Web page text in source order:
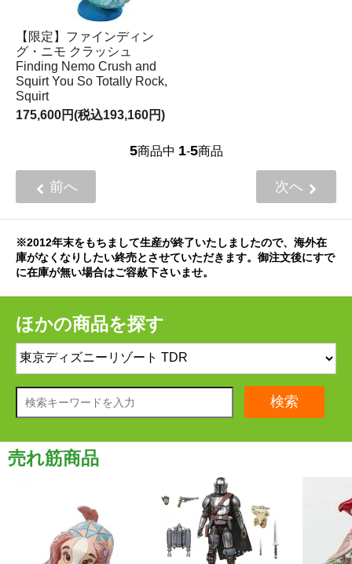
【限定】ファインディン
グ・ニモ クラッシュ
Finding Nemo Crush and
Squirt You So Totally Rock,
Squirt
175,600円(税込193,160円)
5商品中 1-5商品
前へ 次へ
※2012年末をもちまして生産が終了いたしましたので、海外在
庫がなくなりしたい終売とさせていただきます。御注文後にすで
に在庫が無い場合はご容赦下さいませ。
ほかの商品を探す
検索
売れ筋商品